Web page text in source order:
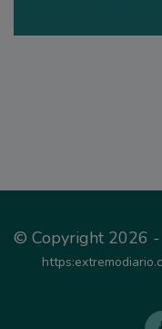
© Copyright 2026 -